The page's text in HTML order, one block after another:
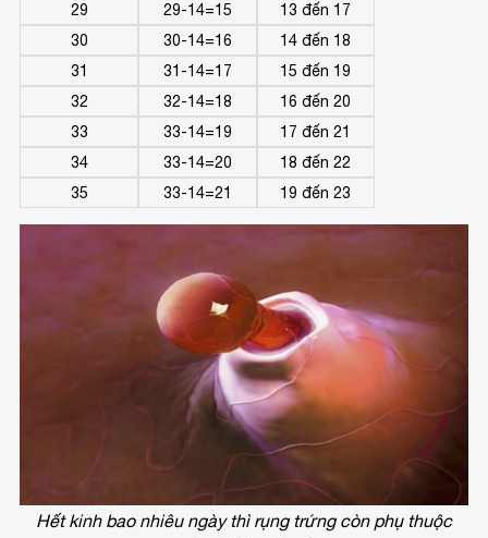
29
29-14=15
13 đến 17
30
30-14=16
14 đến 18
31
31-14=17
15 đến 19
32
32-14=18
16 đến 20
33
33-14=19
17 đến 21
34
33-14=20
18 đến 22
35
33-14=21 19 đến 23
Hết kinh bao nhiêu ngày thì rụng trứng còn phụ thuộc